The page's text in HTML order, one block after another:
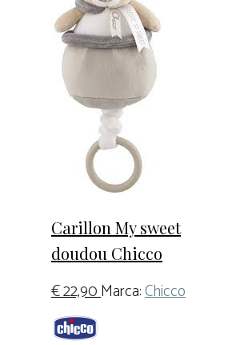
Carillon My sweet
doudou Chicco
€22,90Marca:Chicco